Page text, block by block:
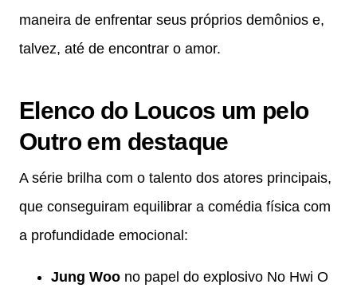
maneira de enfrentar seus próprios demônios e,
talvez, até de encontrar o amor.
Elenco do Loucos um pelo
Outro em destaque
A série brilha com o talento dos atores principais,
que conseguiram equilibrar a comédia física com
a profundidade emocional:
Jung Woo no papel do explosivo No Hwi O